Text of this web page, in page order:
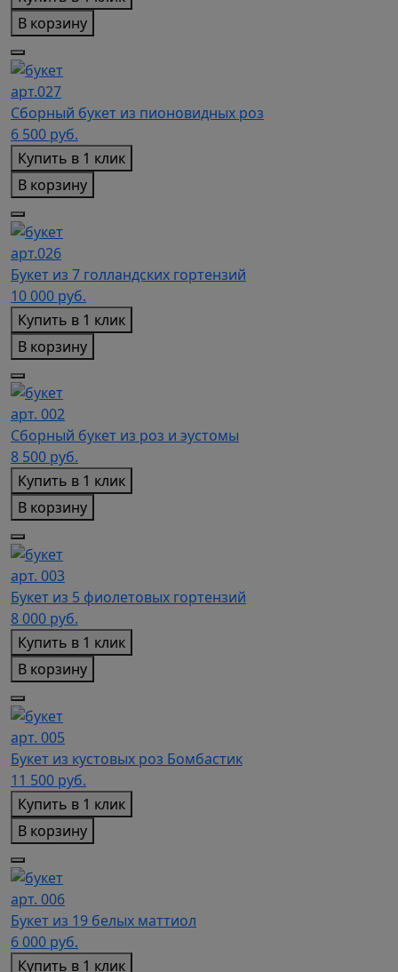
В корзину
арт.027
Сборный букет из пионовидных роз
6 500 руб.
Купить в 1 клик
В корзину
арт.026
Букет из 7 голландских гортензий
10 000 руб.
Купить в 1 клик
В корзину
арт. 002
Сборный букет из роз и эустомы
8 500 руб.
Купить в 1 клик
В корзину
арт. 003
Букет из 5 фиолетовых гортензий
8 000 руб.
Купить в 1 клик
В корзину
арт. 005
Букет из кустовых роз Бомбастик
11 500 руб.
Купить в 1 клик
В корзину
арт. 006
Букет из 19 белых маттиол
6 000 руб.
Купить в 1 клик